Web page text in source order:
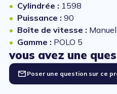
Cylindrée : 1598
Puissance : 90
Boîte de vitesse :
Gamme : POLO 5
vous avez une
Poser une question sur ce